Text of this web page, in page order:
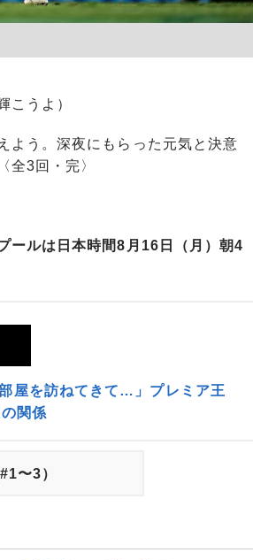
こうよ）
う。深夜にもらった元気と決意
全3回・完〉
ールは日本時間8月16日（月）朝4
屋を訪ねてきて…」プレミア王
関係
〜3）